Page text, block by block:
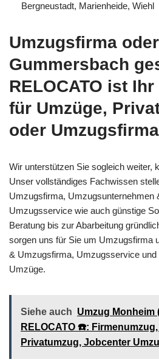
Bergneustadt, Marienheide, Wiehl
Umzugsfirma
Gummersbach
RELOCATO ist
für Umzüge,
oder Umzugsfirma
Wir unterstützen Sie sogleich weiter,
Unser vollständiges Fachwissen
Umzugsfirma, Umzugsunternehmen
Umzugsservice wie auch günstige
Beratung bis zur Abarbeitung
sorgen uns für Sie um Umzugsfirma
& Umzugsfirma, Umzugsservice und
Umzüge.
Siehe auch Umzug Monheim
RELOCATO ☎️:
Privatumzug, Jobcenter